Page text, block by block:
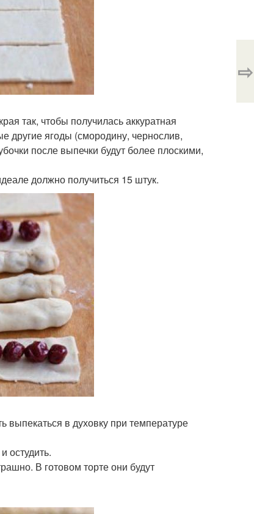
так, чтобы получилась аккуратная
другие ягоды (смородину, чернослив,
после выпечки будут более плоскими,
должно получиться 15 штук.
выпекаться в духовку при температуре
остудить.
В готовом торте они будут
⇨